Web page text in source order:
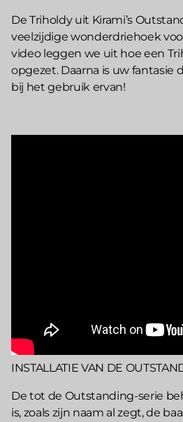
De Triholdy uit Kirami’s
veelzijdige wonderdriehoek
video leggen we uit hoe een
opgezet. Daarna is uw fantasie
bij het gebruik ervan!
INSTALLATIE VAN DE
De tot de Outstanding-serie
is, zoals zijn naam al zegt, de